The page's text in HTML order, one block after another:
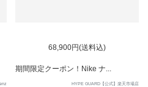
68,900円(送料込)
期間限定クーポン！Nike ナ...
HYPE GUARD【公式】楽天市場店